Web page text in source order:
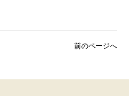
前のページへ